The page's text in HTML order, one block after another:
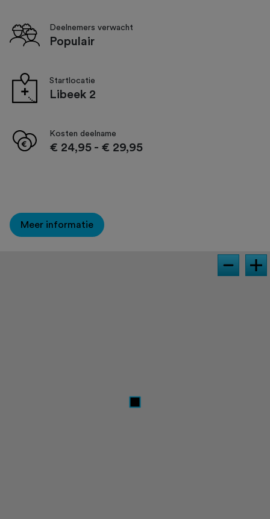
Deelnemers verwacht
Populair
Startlocatie
Libeek 2
Kosten deelname
€ 24,95 - € 29,95
Meer informatie